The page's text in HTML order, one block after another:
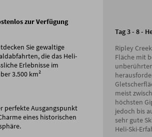
zur Verfügung
Sie gewaltige
die das Heli-
Erlebnisse im
3.500 km²
perfekte Ausgangspunkt
eines historischen
Tag 3 - 8 -
Ripley
Fläche mit
meist
höchsten
jedoch bis
sehr gute
Heli-Ski-